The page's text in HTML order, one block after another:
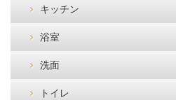
キッチン
浴室
洗面
トイレ